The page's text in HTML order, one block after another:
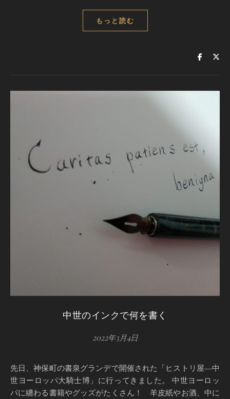
もっと読む
中世のインクで何を書く
2022年3月4日
先日、神保町の書泉グランデで開催された「ヒストリ屋―中
世ヨーロッパ大騎士博」に行ってきました。 中世ヨーロッ
パに纏わる書籍やグッズがたくさん！ 羊皮紙やお酒、中に